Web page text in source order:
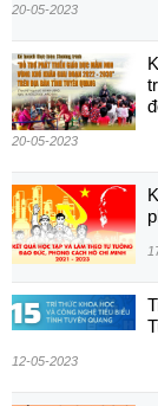
20-05-2023
20-05-2023
12-05-2023